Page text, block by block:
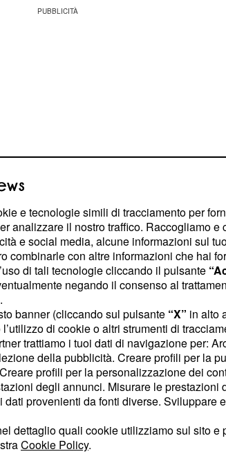
suddivise in due fasi, prima
entro il 31 agosto (suddivisi in
di lavoro dovuti al normale turn-over
e poi altri 10mila docenti entro
citato. I docenti saranno
dalla graduatorie ad esaurimento e
dalle graduatorie di merito. Bisogna
la seconda fase di assunzione,
10mila per intenderci, le graduatorie
all'anno 2012 non avranno più valore:
automaticamente nel piano
e tecnologie simili di tracciamento per
analizzare il nostro traffico. Raccogliamo e
e social media, alcune informazioni sul
combinarle con altre informazioni che hai
di tali tecnologie cliccando il pulsante
negando il consenso al
.
banner (cliccando sul pulsante “X” in alto
di cookie o altri strumenti di
trattiamo i tuoi dati di navigazione per:
della pubblicità. Creare profili per la
profili per la personalizzazione dei
degli annunci. Misurare le
dati provenienti da fonti diverse.
dettaglio quali cookie utilizziamo sul sito
Cookie Policy.